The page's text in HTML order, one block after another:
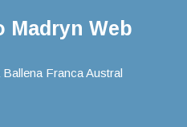
Madryn Web
Ballena Franca Austral